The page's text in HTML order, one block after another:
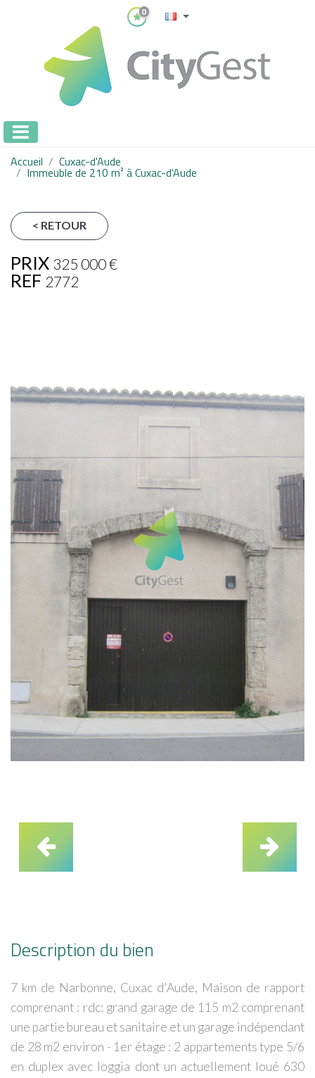
0
Accueil Cuxac-d'Aude
Immeuble de 210 m² à Cuxac-d'Aude
< RETOUR
PRIX 325 000€
REF 2772
Description du bien
7 km de Narbonne, Cuxac d'Aude, Maison de rapport
comprenant : rdc: grand garage de 115 m2 comprenant
une partie bureau et sanitaire et un garage indépendant
de 28 m2 environ - 1er étage : 2 appartements type 5/6
en duplex avec loggia dont un actuellement loué 630